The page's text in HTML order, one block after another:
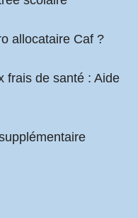
allocataire Caf ?
frais de santé : Aide